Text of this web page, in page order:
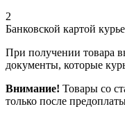
2
Банковской картой
При получении товара
документы, которые
Внимание! Товары со
только после